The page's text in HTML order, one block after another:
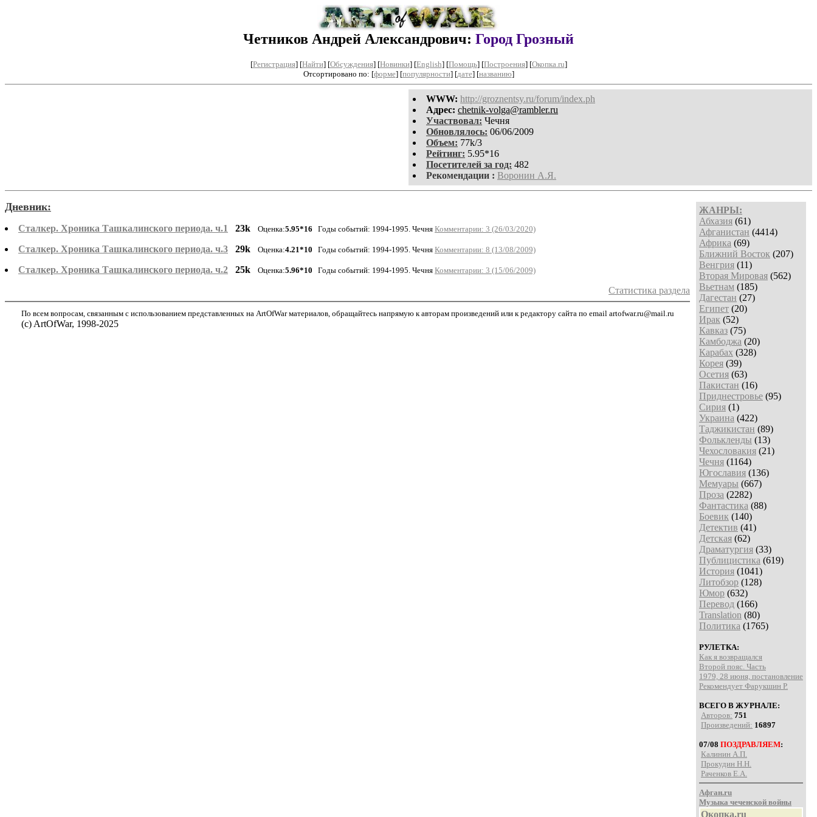
Четников Андрей Александрович: Город Грозный
[Регистрация] [Найти] [Обсуждения] [Новинки] [English] [Помощь] [Построения] [Окопка.ru]
Отсортировано по: [форме] [популярности] [дате] [названию]
WWW: http://groznentsy.ru/forum/index.ph
Aдpeс: chetnik-volga@rambler.ru
Участвовал: Чечня
Обновлялось: 06/06/2009
Объем: 77k/3
Рейтинг: 5.95*16
Посетителей за год: 482
Рекомендации : Воронин А.Я.
ЖАНРЫ:
Абхазия (61)
Афганистан (4414)
Африка (69)
Ближний Восток (207)
Венгрия (11)
Вторая Мировая (562)
Вьетнам (185)
Дагестан (27)
Египет (20)
Ирак (52)
Кавказ (75)
Камбоджа (20)
Карабах (328)
Корея (39)
Осетия (63)
Пакистан (16)
Приднестровье (95)
Сирия (1)
Украина (422)
Таджикистан (89)
Фолькленды (13)
Чехословакия (21)
Чечня (1164)
Югославия (136)
Мемуары (667)
Проза (2282)
Фантастика (88)
Боевик (140)
Детектив (41)
Детская (62)
Драматургия (33)
Публицистика (619)
История (1041)
Литобзор (128)
Юмор (632)
Перевод (166)
Translation (80)
Политика (1765)
РУЛЕТКА:
Как я возвращался
Второй пояс. Часть
1979, 28 июня, постановление
Рекомендует Фарукшин Р.
ВСЕГО В ЖУРНАЛЕ:
Авторов: 751
Произведений: 16897
07/08 ПОЗДРАВЛЯЕМ:
Калинин А.П.
Прокудин Н.Н.
Раченков Е.А.
Афган.ru
Музыка чеченской войны
Окопка.ru
Дневник:
Сталкер. Хроника Ташкалинского периода. ч.1 23k Оценка:5.95*16 Годы событий: 1994-1995. Чечня Комментарии: 3 (26/03/2020)
Сталкер. Хроника Ташкалинского периода. ч.3 29k Оценка:4.21*10 Годы событий: 1994-1995. Чечня Комментарии: 8 (13/08/2009)
Сталкер. Хроника Ташкалинского периода. ч.2 25k Оценка:5.96*10 Годы событий: 1994-1995. Чечня Комментарии: 3 (15/06/2009)
Статистика раздела
По всем вопросам, связанным с использованием представленных на ArtOfWar материалов, обращайтесь напрямую к авторам произведений или к редактору сайта по email artofwar.ru@mail.ru
(с) ArtOfWar, 1998-2025